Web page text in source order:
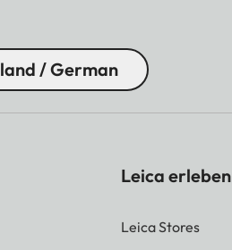
/ German
Leica erleben
Leica Stores